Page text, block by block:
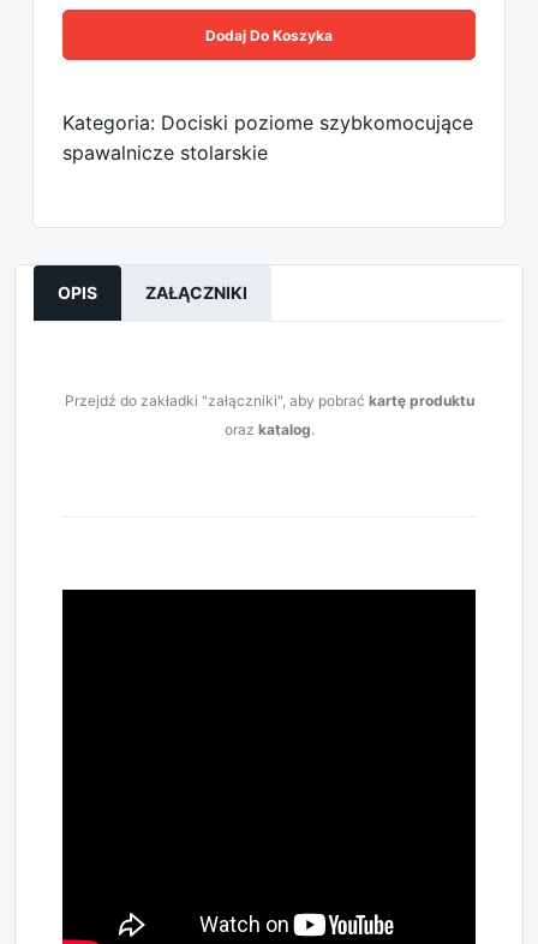
Dodaj Do Koszyka
Kategoria: Dociski poziome szybkomocujące
spawalnicze stolarskie
OPIS ZAŁĄCZNIKI
Przejdź do zakładki "załączniki", aby pobrać kartę produktu
oraz katalog.